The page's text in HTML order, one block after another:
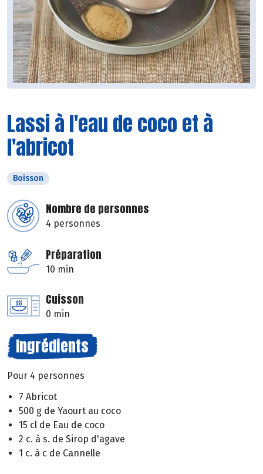
Lassi à l'eau de coco et à
l'abricot
Boisson
Nombre de personnes
4 personnes
Préparation
10 min
Cuisson
0 min
Ingrédients
Pour 4 personnes
7 Abricot
500 g de Yaourt au coco
15 cl de Eau de coco
2 c. à s. de Sirop d'agave
1 c. à c de Cannelle